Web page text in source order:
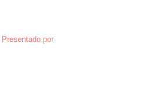
Presentado por